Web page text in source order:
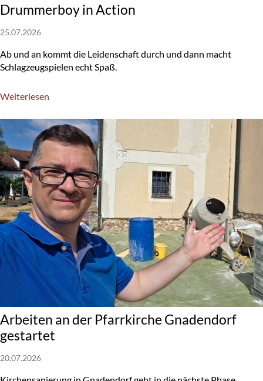
Drummerboy in Action
25.07.2026
Ab und an kommt die Leidenschaft durch und dann macht
Schlagzeugspielen echt Spaß.
Weiterlesen
Arbeiten an der Pfarrkirche Gnadendorf
gestartet
20.07.2026